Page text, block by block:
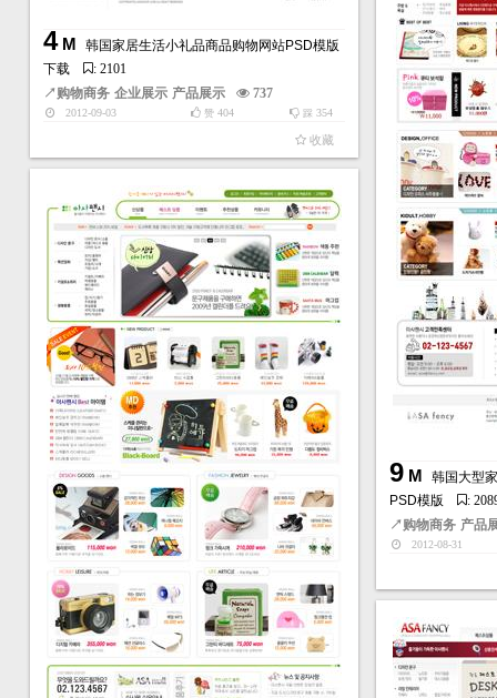
4M
韩国家居生活小礼品商品购物网站PSD模版
下载
: 2101
↗购物商务 企业展示 产品展示 737
2012-09-03 踩 354
赞404
收藏
9M
韩国大型
PSD模版
:
↗购物商务 产品
2012-08-31